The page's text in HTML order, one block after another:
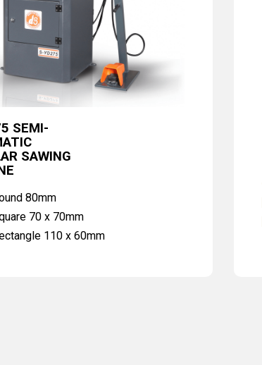
SEMI-
SAWING
80mm
70 x 70mm
110 x 60mm